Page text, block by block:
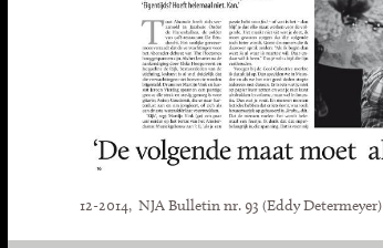
12-2014, NJA Bulletin nr. 93 (Eddy Determeyer)